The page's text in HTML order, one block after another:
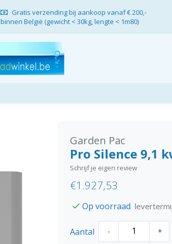
Gratis verzending bij aankoop vanaf € 200,-
binnen België (gewicht < 30kg, lengte < 1m80)
Garden Pac
Pro Silence 9,1
Schrijf je eigen review
€1.927,53
Op voorraad
Aantal - +